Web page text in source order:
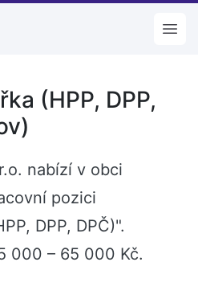
(HPP, DPP,
nabízí v obci
pozici
DPP, DPČ)".
000 – 65 000 Kč.